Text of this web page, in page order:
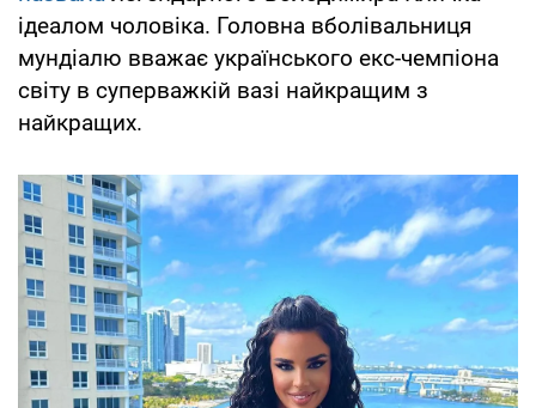
ідеалом чоловіка. Головна вболівальниця
мундіалю вважає українського екс-чемпіона
світу в суперважкій вазі найкращим з
найкращих.